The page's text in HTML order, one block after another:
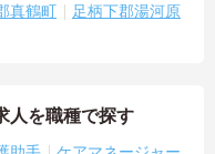
真鶴町
足柄下郡湯河原
人を職種で探す